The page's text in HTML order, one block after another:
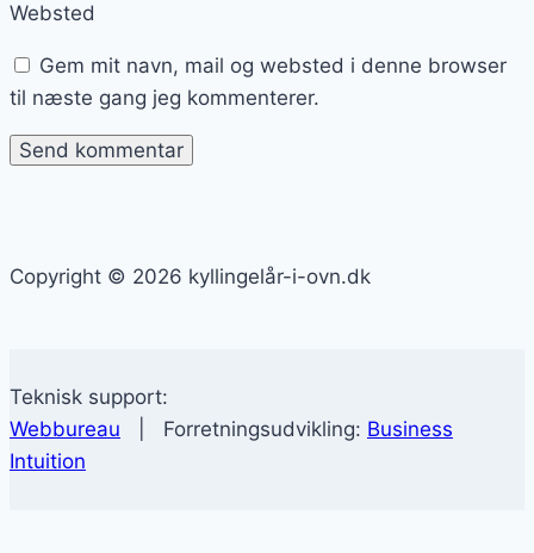
Websted
Gem mit navn, mail og websted i denne browser
til næste gang jeg kommenterer.
Copyright © 2026 kyllingelår-i-ovn.dk
Teknisk support:
Webbureau | Forretningsudvikling: Business
Intuition